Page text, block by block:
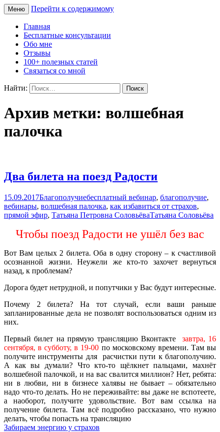
Свет Радости
Меню Перейти к содержимому
Главная
Бесплатные консультации
Обо мне
Отзывы
100+ полезных статей
Связаться со мной
Найти:
Архив метки: волшебная
палочка
Два билета на поезд Радости
15.09.2017Благополучиебесплатный вебинар, благополучие,
вебинары, волшебная палочка, как избавиться от страхов,
прямой эфир, Татьяна Петровна СоловьёваТатьяна Соловьёва
Чтобы поезд Радости не ушёл без вас
Вот Вам целых 2 билета. Оба в одну сторону – к счастливой
осознанной жизни. Неужели же кто-то захочет вернуться
назад, к проблемам?
Дорога будет нетрудной, и попутчики у Вас будут интересные.
Почему 2 билета? На тот случай, если ваши раньше
запланированные дела не позволят воспользоваться одним из
них.
Первый билет на прямую трансляцию Вконтакте завтра, 16
сентября, в субботу, в 19-00 по московскому времени. Там вы
получите инструменты для расчистки пути к благополучию.
А как вы думали? Что кто-то щёлкнет пальцами, махнёт
волшебной палочкой, и на вас свалится миллион? Нет, ребята:
ни в любви, ни в бизнесе халявы не бывает – обязательно
надо что-то делать. Но не переживайте: вы даже не вспотеете,
а наоборот, получите удовольствие. Вот вам ссылка на
получение билета. Там всё подробно рассказано, что нужно
делать, чтобы попасть на трансляцию
Забираем энергию у страхов